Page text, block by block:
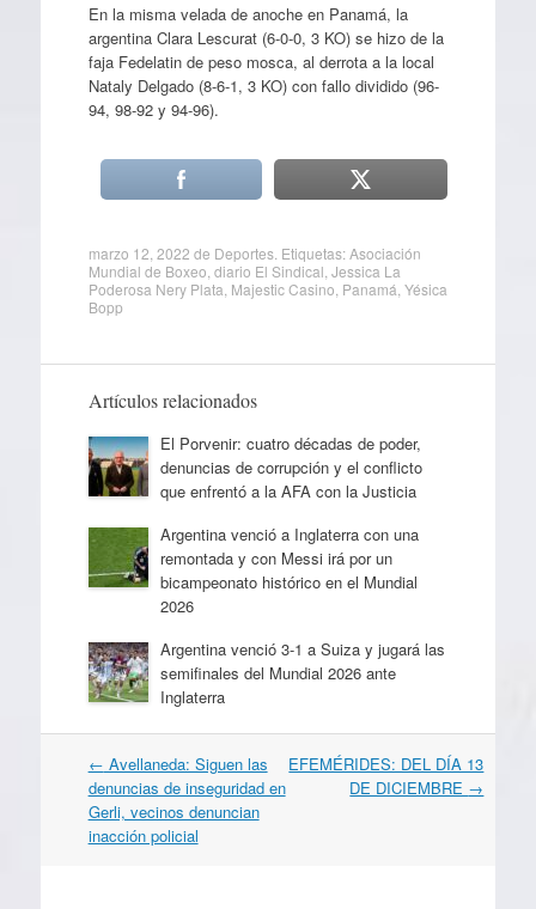
En la misma velada de anoche en Panamá, la
argentina Clara Lescurat (6-0-0, 3 KO) se hizo de la
faja Fedelatin de peso mosca, al derrota a la local
Nataly Delgado (8-6-1, 3 KO) con fallo dividido (96-
94, 98-92 y 94-96).
marzo 12, 2022 de Deportes. Etiquetas:Asociación
Mundial de Boxeo diario El Sindical Jessica La
Poderosa Nery Plata Majestic Casino Panamá Yésica
Bopp
Artículos relacionados
El Porvenir: cuatro décadas de poder,
denuncias de corrupción y el conflicto
que enfrentó a la AFA con la Justicia
Argentina venció a Inglaterra con una
remontada y con Messi irá por un
bicampeonato histórico en el Mundial
2026
Argentina venció 3-1 a Suiza y jugará las
semifinales del Mundial 2026 ante
Inglaterra
Navegación
por
artículos
← Avellaneda: Siguen las
denuncias de inseguridad en
Gerli, vecinos denuncian
inacción policial
EFEMÉRIDES: DEL DÍA 13
DE DICIEMBRE →